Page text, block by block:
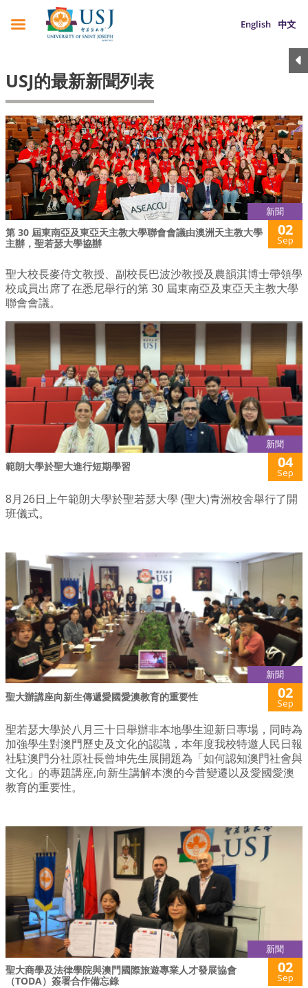
English 中文
USJ的最新新聞列表
新聞
第 30 屆東南亞及東亞天主教大學聯會會議由澳洲天主教大學
主辦，聖若瑟大學協辦
02
Sep
聖大校長麥侍文教授、副校長巴波沙教授及農韻淇博士帶領學
校成員出席了在悉尼舉行的第 30 屆東南亞及東亞天主教大學
聯會會議。
新聞
範朗大學於聖大進行短期學習 04
Sep
8月26日上午範朗大學於聖若瑟大學 (聖大)青洲校舍舉行了開
班儀式。
新聞
聖大辦講座向新生傳遞愛國愛澳教育的重要性 02
Sep
聖若瑟大學於八月三十日舉辦非本地學生迎新日專場，同時為
加強學生對澳門歷史及文化的認識，本年度我校特邀人民日報
社駐澳門分社原社長曾坤先生展開題為「如何認知澳門社會與
文化」的專題講座,向新生講解本澳的今昔變遷以及愛國愛澳
教育的重要性。
新聞
聖大商學及法律學院與澳門國際旅遊專業人才發展協會
（TODA）簽署合作備忘錄
02
Sep